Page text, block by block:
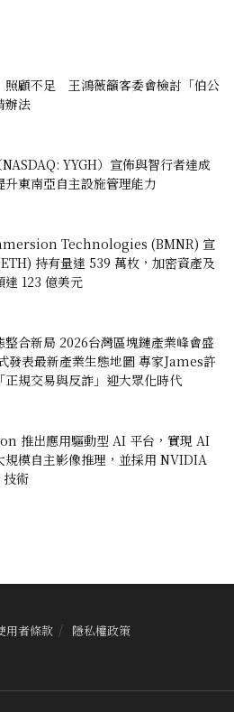
照顧不足 王鴻薇籲客委會檢討「伯公
辦法
YYGH）宣佈與智行者達成
升東南亞自主設施管理能力
Technologies (BMNR) 宣
持有量達 539 萬枚，加密資產及
達 123 億美元
整合新局 2026台灣區塊鏈產業峰會盛
發表最新產業生態地圖 專家James許
正規交易與反詐」迎大眾化時代
推出應用驅動型 AI 平台，實現 AI
模自主影像推理，並採用 NVIDIA
術
用者條款 隱私權政策